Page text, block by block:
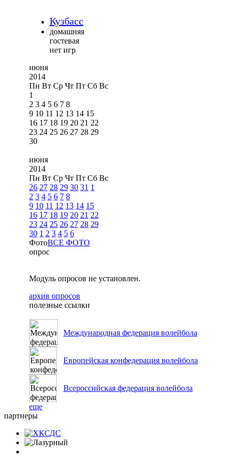
Кузбасс
домашняя
гостевая
нет игр
июня
2014
Пн Вт Ср Чт Пт Сб Вс
1
2 3 4 5 6 7 8
9 10 11 12 13 14 15
16 17 18 19 20 21 22
23 24 25 26 27 28 29
30
июня
2014
Пн Вт Ср Чт Пт Сб Вс
26 27 28 29 30 31 1
2 3 4 5 6 7 8
9 10 11 12 13 14 15
16 17 18 19 20 21 22
23 24 25 26 27 28 29
30 1 2 3 4 5 6
ФотоВСЕ ФОТО
опрос
Модуль опросов не установлен.
архив опросов
полезные ссылки
Международная федерация волейбола
Европейская конфедерация волейбола
Всероссийская федерация волейбола
еще
партнеры